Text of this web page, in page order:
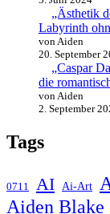
„Ästhetik
Labyrinth
von Aiden
20. September
„Caspar
die
von Aiden
2. September
Tags
0711 AI Ai-Art
Aiden Blake